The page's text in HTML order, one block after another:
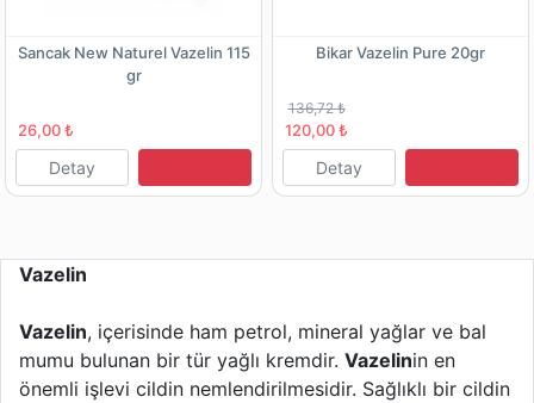
Sancak New Naturel Vazelin 115
gr
26,00 ₺
Detay
Bikar Vazelin Pure 20gr
136,72 ₺
120,00 ₺
Detay
Vazelin
Vazelin, içerisinde ham petrol, mineral yağlar ve bal
mumu bulunan bir tür yağlı kremdir. Vazelinin en
önemli işlevi cildin nemlendirilmesidir. Sağlıklı bir cildin